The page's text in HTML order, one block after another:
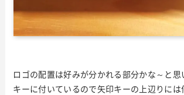
ロゴの配置は好みが分かれる部分かな～と
キーに付いているので矢印キーの上辺りには